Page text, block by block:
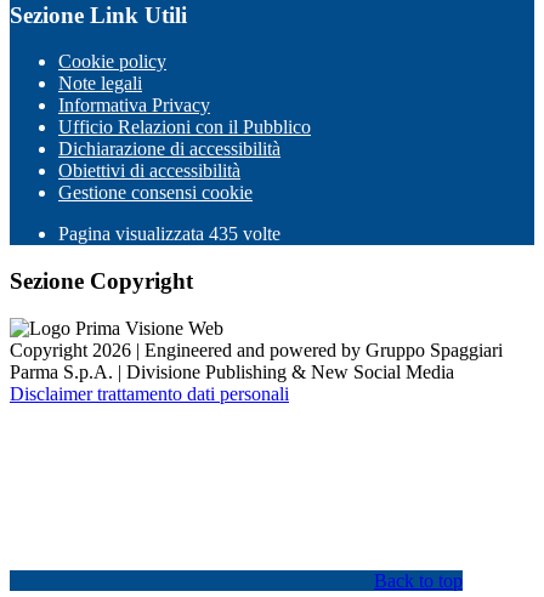
Sezione Link Utili
Cookie policy
Note legali
Informativa Privacy
Ufficio Relazioni con il Pubblico
Dichiarazione di accessibilità
Obiettivi di accessibilità
Gestione consensi cookie
Pagina visualizzata 435 volte
Sezione Copyright
Copyright 2026 | Engineered and powered by Gruppo Spaggiari
Parma S.p.A. | Divisione Publishing & New Social Media
Disclaimer trattamento dati personali
Back to top